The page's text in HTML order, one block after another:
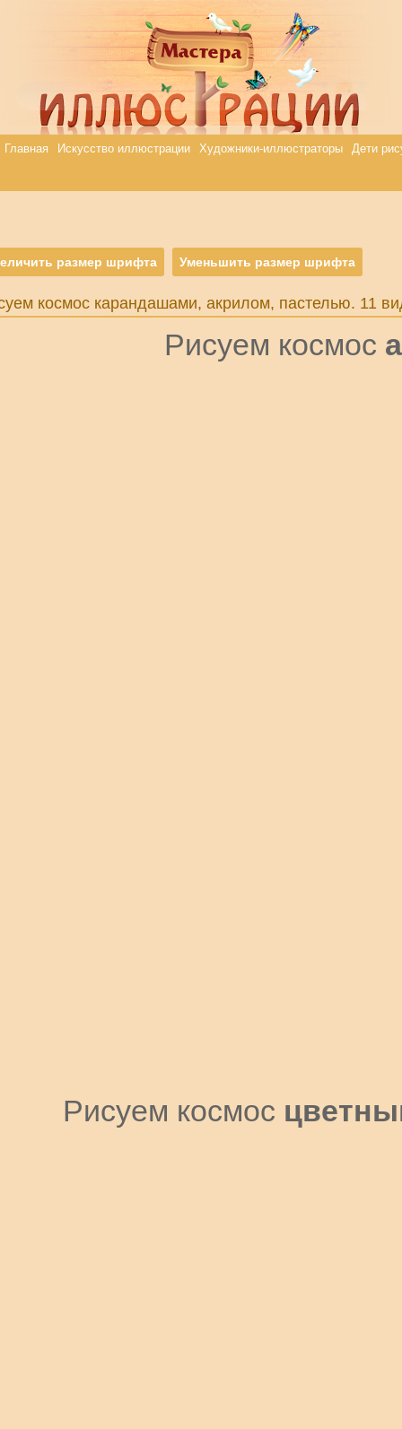
Главная Искусство иллюстрации Художники-иллюстраторы Дети
размер шрифта Уменьшить размер шрифта
космос карандашами, акрилом, пастелью. 11
Рисуем космос
Рисуем космос